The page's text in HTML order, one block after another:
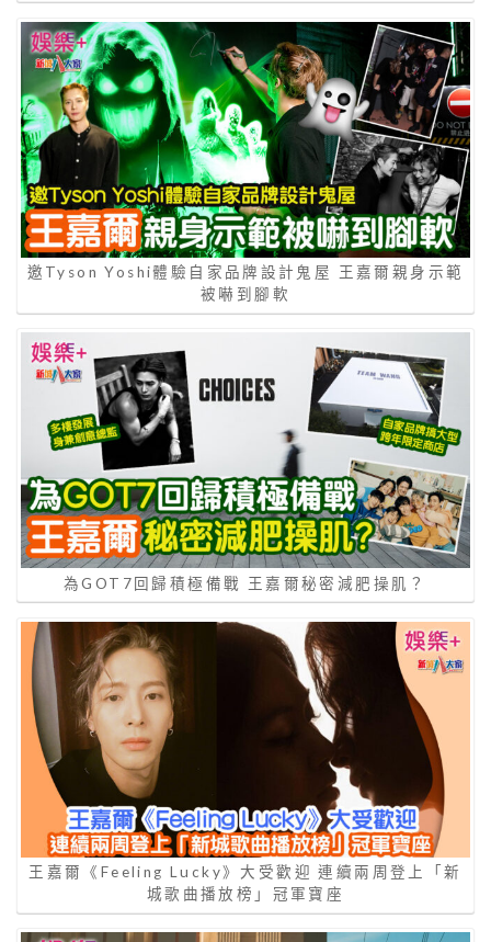
邀Tyson Yoshi體驗自家品牌設計鬼屋 王嘉爾親身示範
被嚇到腳軟
為GOT7回歸積極備戰 王嘉爾秘密減肥操肌？
王嘉爾《Feeling Lucky》大受歡迎 連續兩周登上「新
城歌曲播放榜」冠軍寶座